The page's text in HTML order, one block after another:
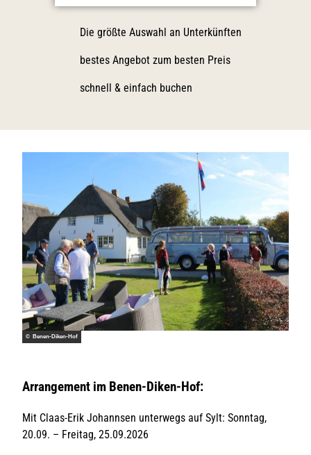
Die größte Auswahl an Unterkünften
bestes Angebot zum besten Preis
schnell & einfach buchen
© Benen-Diken-Hof
Arrangement im Benen-Diken-Hof:
Mit Claas-Erik Johannsen unterwegs auf Sylt: Sonntag,
20.09. – Freitag, 25.09.2026